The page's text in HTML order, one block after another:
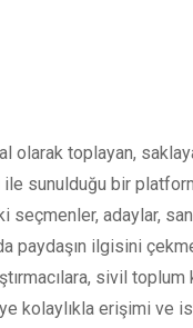
toplayan,
sunulduğu bir
adaylar,
ilgisini
sivil toplum
kolaylıkla erişimi ve